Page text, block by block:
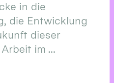
in die
die Entwicklung
dieser
im ...